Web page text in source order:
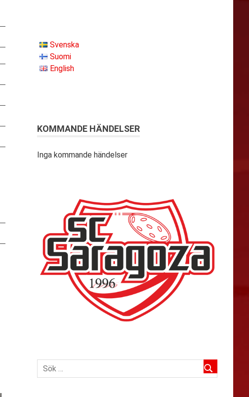
Svenska
Suomi
English
KOMMANDE HÄNDELSER
Inga kommande händelser